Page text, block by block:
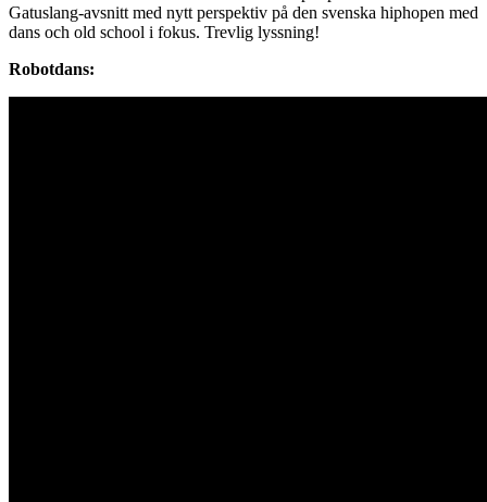
Gatuslang-avsnitt med nytt perspektiv på den svenska hiphopen med
dans och old school i fokus. Trevlig lyssning!
Robotdans: